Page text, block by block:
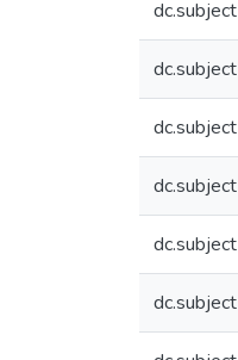
dc.subject
dc.subject
dc.subject
dc.subject
dc.subject
dc.subject